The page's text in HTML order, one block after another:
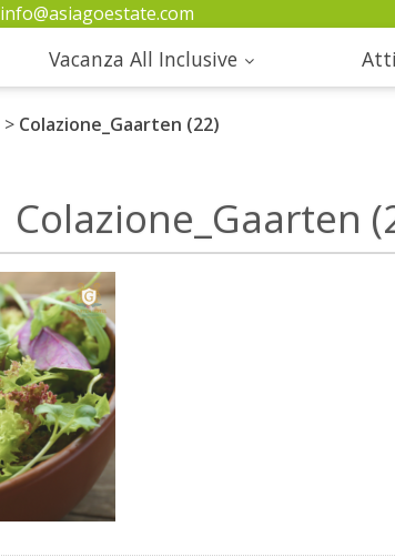
info@asiagoestate.com
Vacanza All Inclusive
> Colazione_Gaarten (22)
Colazione_Gaarten